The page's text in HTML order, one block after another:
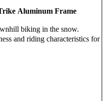
Aluminum Frame
biking in the snow.
and riding characteristics for